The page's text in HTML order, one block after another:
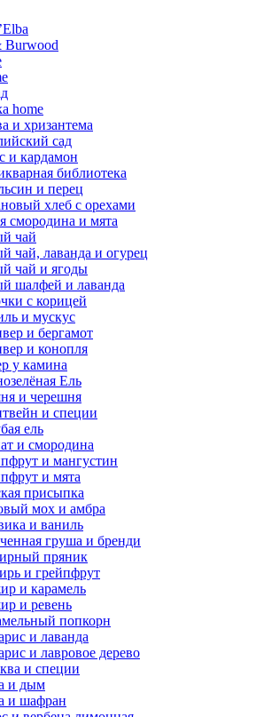
Burwood
home
и хризантема
сад
и кардамон
библиотека
и перец
хлеб с орехами
смородина и мята
чай
чай, лаванда и огурец
чай и ягоды
шалфей и лаванда
с корицей
и мускус
и бергамот
и конопля
у камина
Ель
и черешня
и специи
ель
и смородина
и мангустин
и мята
присыпка
мох и амбра
и ваниль
груша и бренди
пряник
и грейпфрут
и карамель
и ревень
попкорн
и лаванда
и лавровое дерево
и специи
и дым
и шафран